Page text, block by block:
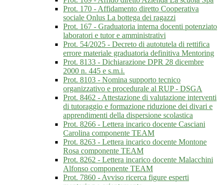
Prot. 170 - Affidamento diretto Cooperativa
sociale Onlus La bottega dei ragazzi
Prot. 167 - Graduatoria interna docenti potenziato
laboratori e tutor e amministrativi
Prot. 54/2025 - Decreto di autotutela di rettifica
errore materiale graduatoria definitiva Mentoring
Prot. 8133 - Dichiarazione DPR 28 dicembre
2000 n. 445 e s.m.i.
Prot. 8103 - Nomina supporto tecnico
organizzativo e procedurale al RUP - DSGA
Prot. 8462 - Attestazione di valutazione interventi
di tutoraggio e formazione riduzione dei divari e
apprendimenti della dispersione scolastica
Prot. 8266 - Lettera incarico docente Casciani
Carolina componente TEAM
Prot. 8263 - Lettera incarico docente Montone
Rosa componente TEAM
Prot. 8262 - Lettera incarico docente Malacchini
Alfonso componente TEAM
Prot. 7860 - Avviso ricerca figure esperti